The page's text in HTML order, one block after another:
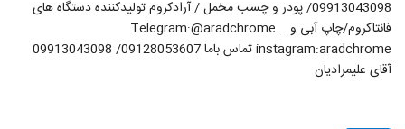
09913043098/ پودر و چسب مخمل / آرادکروم تولیدکننده دستگاه های
فانتاکروم/چاپ آبی و... Telegram:@aradchrome
instagram:aradchrome تماس باما 09128053607/ 09913043098
آقای علیمرادیان